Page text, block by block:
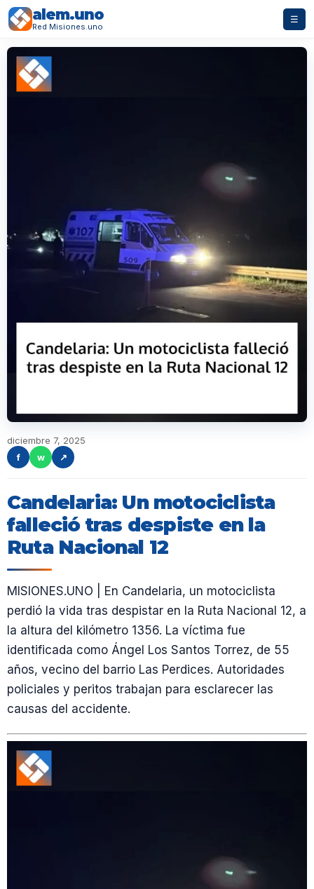
alem.uno
Red Misiones.uno
☰
diciembre 7, 2025
f
w ↗
Candelaria: Un motociclista
falleció tras despiste en la
Ruta Nacional 12
MISIONES.UNO | En Candelaria, un motociclista
perdió la vida tras despistar en la Ruta Nacional 12, a
la altura del kilómetro 1356. La víctima fue
identificada como Ángel Los Santos Torrez, de 55
años, vecino del barrio Las Perdices. Autoridades
policiales y peritos trabajan para esclarecer las
causas del accidente.